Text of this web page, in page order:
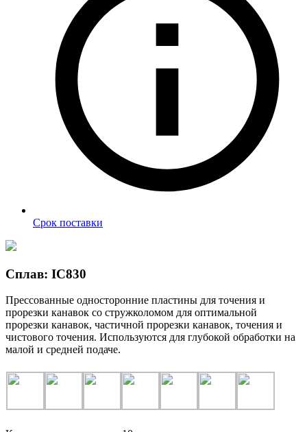
Срок поставки
Сплав: IC830
Прессованные односторонние пластины для точения и
прорезки канавок со стружколомом для оптимальной
прорезки канавок, частичной прорезки канавок, точения и
чистового точения. Используются для глубокой обработки на
малой и средней подаче.